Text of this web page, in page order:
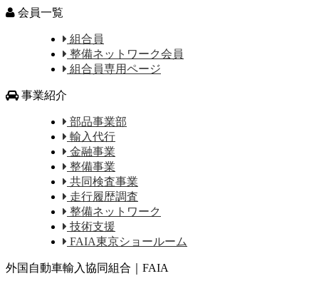
会員一覧
組合員
整備ネットワーク会員
組合員専用ページ
事業紹介
部品事業部
輸入代行
金融事業
整備事業
共同検査事業
走行履歴調査
整備ネットワーク
技術支援
FAIA東京ショールーム
外国自動車輸入協同組合｜FAIA